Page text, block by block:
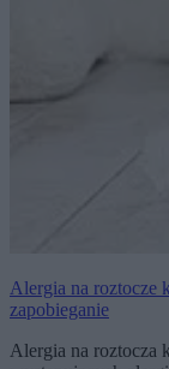
Alergia na roztocze
zapobieganie
Alergia na roztocza